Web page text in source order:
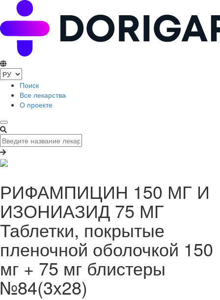
Поиск
Все лекарства
О проекте
РИФАМПИЦИН 150 МГ И
ИЗОНИАЗИД 75 МГ
Таблетки, покрытые
пленочной оболочкой 150
мг + 75 мг блистеры
№84(3x28)